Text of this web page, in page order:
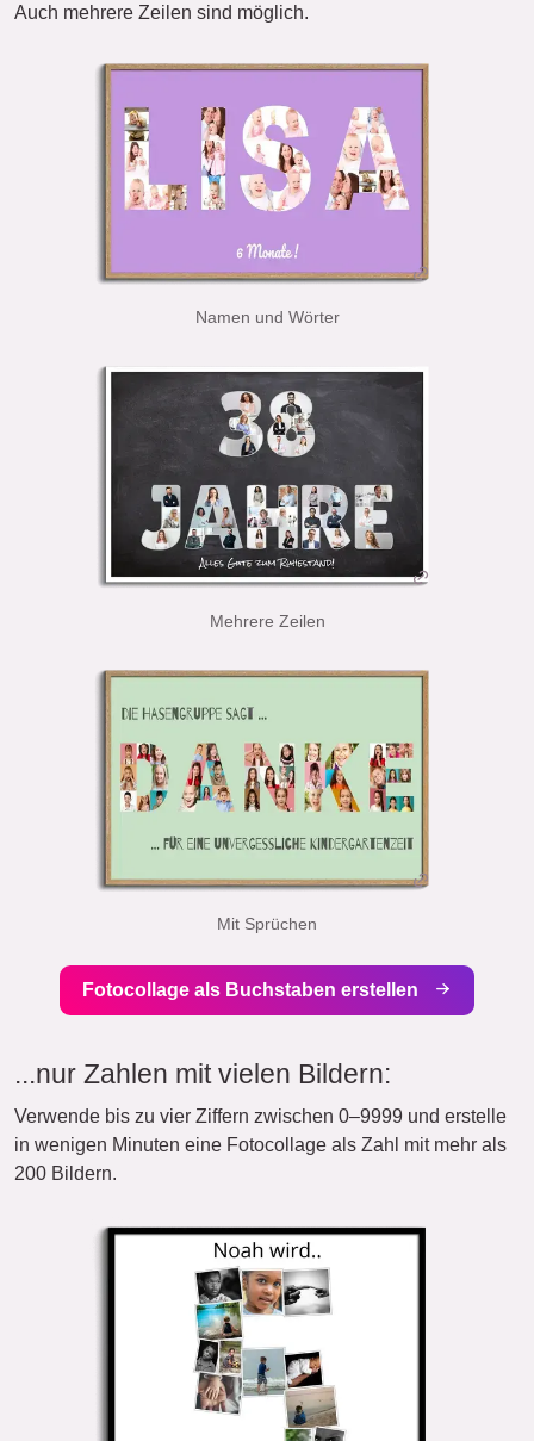
Auch mehrere Zeilen sind möglich.
Namen und Wörter
Mehrere Zeilen
Mit Sprüchen
Fotocollage als Buchstaben erstellen
...nur Zahlen mit vielen Bildern:
Verwende bis zu vier Ziffern zwischen 0–9999 und erstelle
in wenigen Minuten eine Fotocollage als Zahl mit mehr als
200 Bildern.